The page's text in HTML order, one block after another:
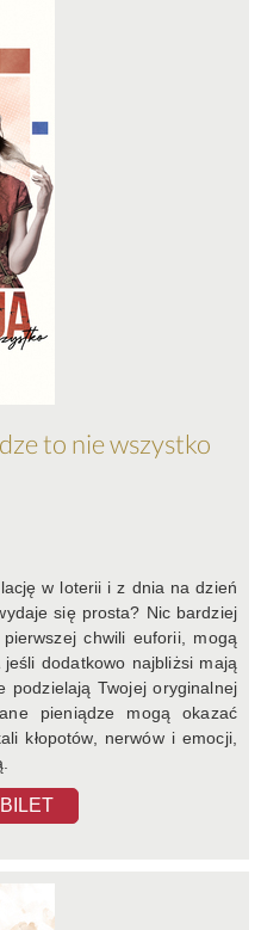
to nie wszystko
w loterii i z dnia na dzień
się prosta? Nic bardziej
chwili euforii, mogą
dodatkowo najbliżsi mają
podzielają Twojej oryginalnej
pieniądze mogą okazać
kłopotów, nerwów i emocji,